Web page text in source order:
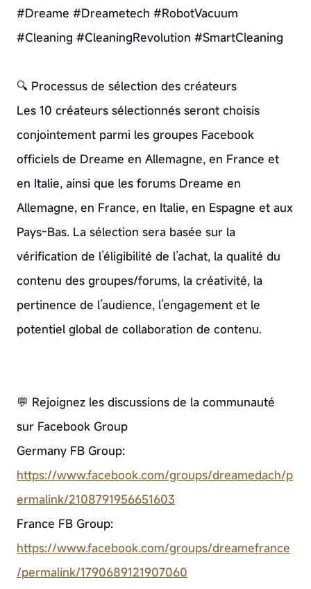
#Dreame #Dreametech #RobotVacuum
#Cleaning #CleaningRevolution #SmartCleaning
🔍 Processus de sélection des créateurs
Les 10 créateurs sélectionnés seront choisis
conjointement parmi les groupes Facebook
officiels de Dreame en Allemagne, en France et
en Italie, ainsi que les forums Dreame en
Allemagne, en France, en Italie, en Espagne et aux
Pays-Bas. La sélection sera basée sur la
vérification de l’éligibilité de l’achat, la qualité du
contenu des groupes/forums, la créativité, la
pertinence de l’audience, l’engagement et le
potentiel global de collaboration de contenu.
💬 Rejoignez les discussions de la communauté
sur Facebook Group
Germany FB Group:
https://www.facebook.com/groups/dreamedach/p
ermalink/2108791956651603
France FB Group:
https://www.facebook.com/groups/dreamefrance
/permalink/1790689121907060